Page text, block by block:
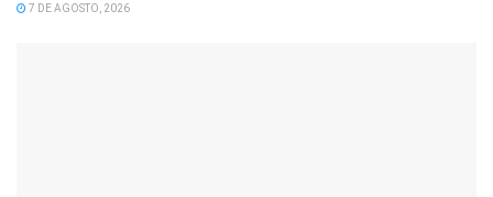
7 DE AGOSTO, 2026